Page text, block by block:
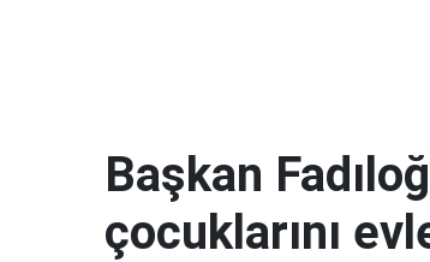
Başkan
çocuklarını